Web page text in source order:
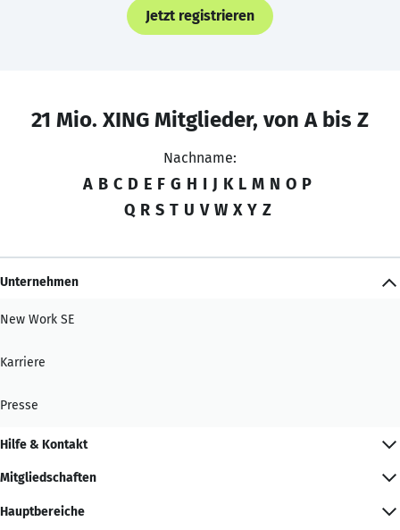
Jetzt registrieren
21 Mio. XING Mitglieder, von A bis Z
Nachname:
A B C D E F G H I J K L M N O P
Q R S T U V W X Y Z
Unternehmen
New Work SE
Karriere
Presse
Hilfe & Kontakt
Mitgliedschaften
Hauptbereiche